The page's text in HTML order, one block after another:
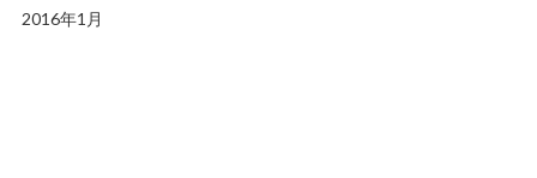
2016年1月